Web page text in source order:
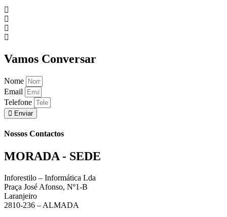
Vamos Conversar
Nome
Email
Telefone
Enviar
Nossos Contactos
MORADA - SEDE
Inforestilo – Informática Lda
Praça José Afonso, Nº1-B
Laranjeiro
2810-236 – ALMADA